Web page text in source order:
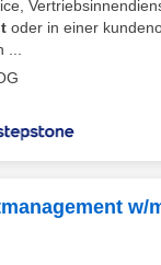
oder in einer
w/